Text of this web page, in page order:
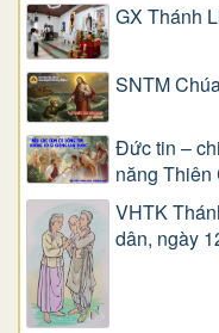
GX Thánh
SNTM
Đức tin –
năng Thiên
VHTK
dân, ngày